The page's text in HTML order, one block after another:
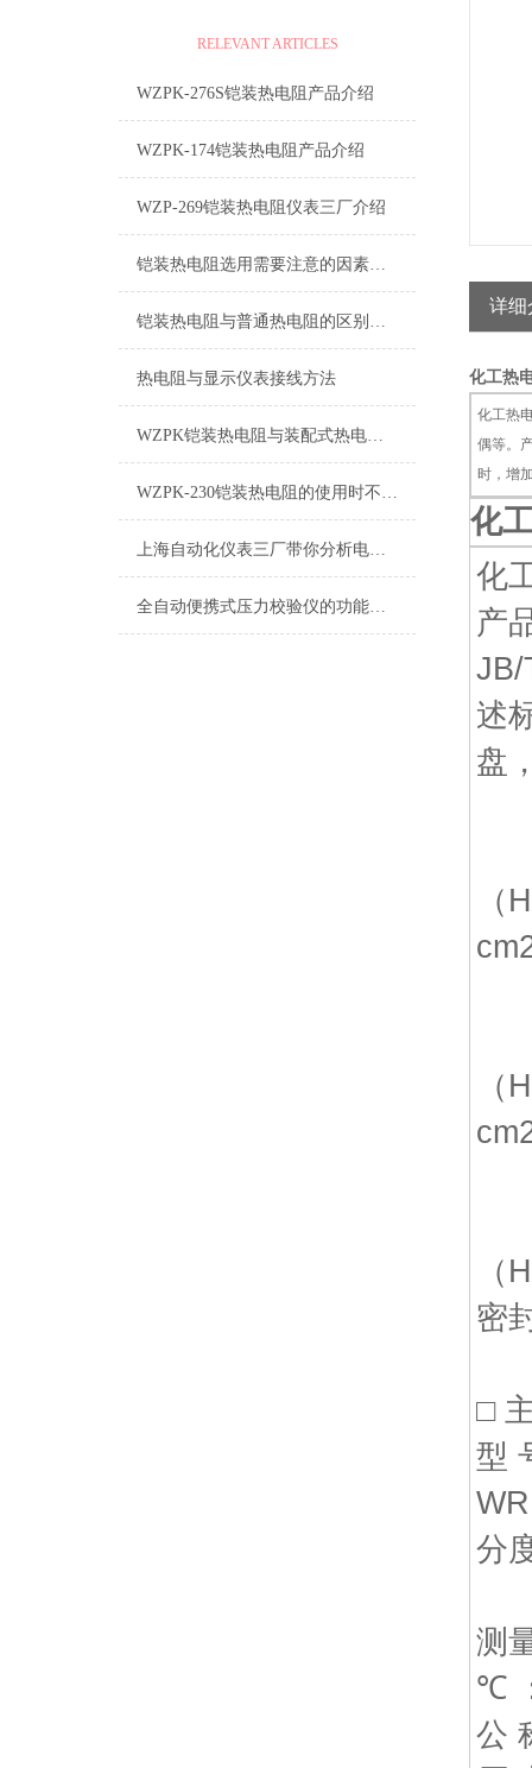
RELEVANT ARTICLES
WZPK-276S铠装热电阻产品介绍
WZPK-174铠装热电阻产品介绍
WZP-269铠装热电阻仪表三厂介绍
铠装热电阻选用需要注意的因素介绍
铠装热电阻与普通热电阻的区别是什么？
热电阻与显示仪表接线方法
WZPK铠装热电阻与装配式热电阻相比，具有以下优点
WZPK-230铠装热电阻的使用时不可不顾的注意事项二
上海自动化仪表三厂带你分析电机用埋置式热电阻和铠装热电阻的区别
全自动便携式压力校验仪的功能特点
详细
化工热
化工热
偶等。
时，增
化
化
产
JB/
述
盘
密
□
型
分
测
℃
公